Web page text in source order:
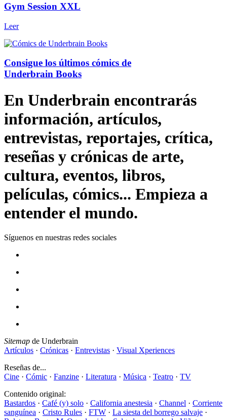
Gym Session XXL
Leer
Consigue los últimos cómics de
Underbrain Books
En Underbrain encontrarás
información, artículos,
entrevistas, reportajes, crítica,
reseñas y crónicas de arte,
cultura, eventos, libros,
películas, cómics... Empieza a
entender el mundo.
Síguenos en nuestras redes sociales
Sitemap de Underbrain
Artículos · Crónicas · Entrevistas · Visual Xperiences
Reseñas de...
Cine · Cómic · Fanzine · Literatura · Música · Teatro · TV
Contenido original:
Bastardos · Café (y) solo · California anestesia · Channel · Corriente
sanguínea · Cristo Rules · FTW · La siesta del borrego salvaje ·